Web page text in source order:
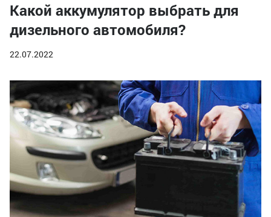
Какой аккумулятор выбрать для
дизельного автомобиля?
22.07.2022